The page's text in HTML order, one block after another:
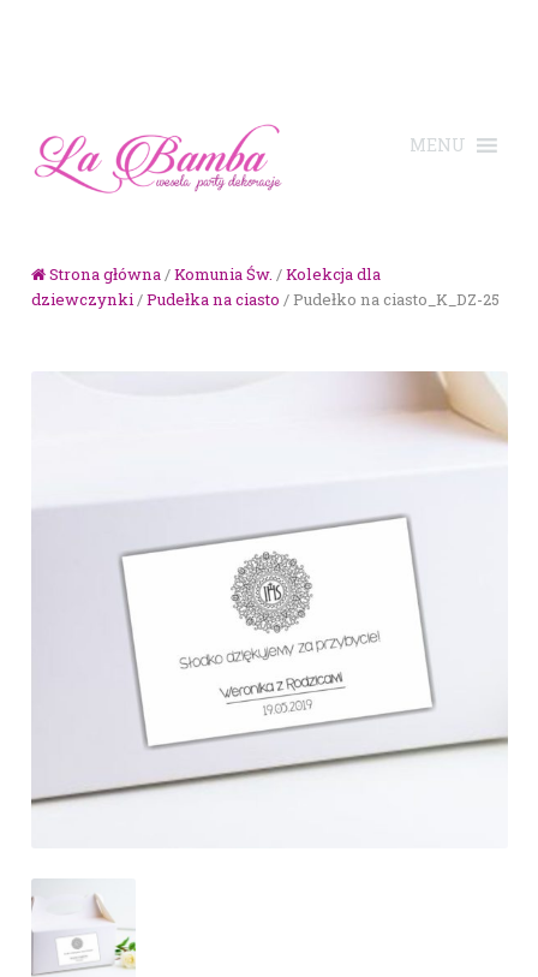
Strona główna/Komunia Św. /Kolekcja dla
dziewczynki/Pudełka na ciasto / Pudełko na ciasto_K_DZ-25